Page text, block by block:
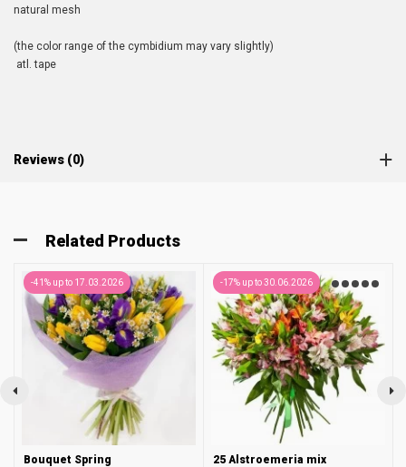
natural mesh
(the color range of the cymbidium may vary slightly)
atl. tape
Reviews (0)
Related Products
-41% up to 17.03.2026
Bouquet Spring
-17% up to 30.06.2026
25 Alstroemeria mix